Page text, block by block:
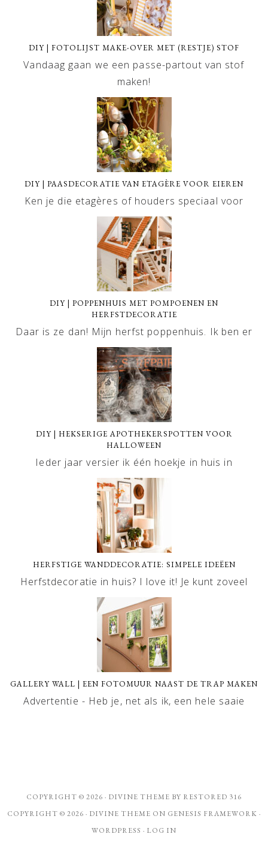
DIY | FOTOLIJST MAKE-OVER MET (RESTJE) STOF
Vandaag gaan we een passe-partout van stof
maken!
DIY | PAASDECORATIE VAN ETAGÈRE VOOR EIEREN
Ken je die etagères of houders speciaal voor
DIY | POPPENHUIS MET POMPOENEN EN
HERFSTDECORATIE
Daar is ze dan! Mijn herfst poppenhuis. Ik ben er
DIY | HEKSERIGE APOTHEKERSPOTTEN VOOR
HALLOWEEN
Ieder jaar versier ik één hoekje in huis in
HERFSTIGE WANDDECORATIE: SIMPELE IDEËEN
Herfstdecoratie in huis? I love it! Je kunt zoveel
GALLERY WALL | EEN FOTOMUUR NAAST DE TRAP MAKEN
Advertentie - Heb je, net als ik, een hele saaie
COPYRIGHT © 2026 · DIVINE THEME BY RESTORED 316
COPYRIGHT © 2026 · DIVINE THEME ON GENESIS FRAMEWORK ·
WORDPRESS · LOG IN